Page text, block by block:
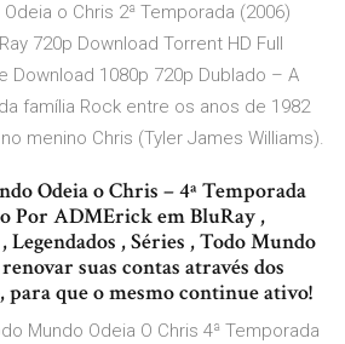
Odeia o Chris 2ª Temporada (2006)
720p Download Torrent HD Full
Download 1080p 720p Dublado – A
família Rock entre os anos de 1982
menino Chris (Tyler James Williams).
Odeia o Chris – 4ª Temporada
Por ADMErick em BluRay ,
Legendados , Séries , Todo Mundo
suas contas através dos
para que o mesmo continue ativo!
Mundo Odeia O Chris 4ª Temporada